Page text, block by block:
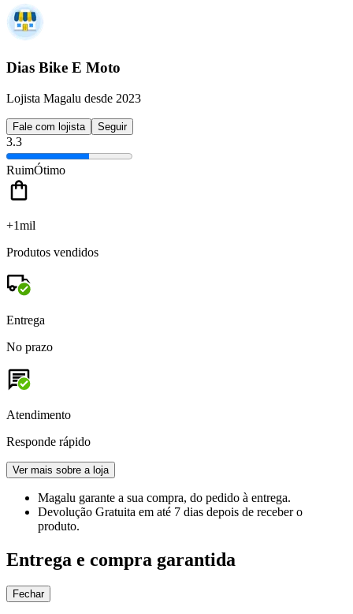
Dias Bike E Moto
Lojista Magalu desde 2023
Fale com lojista Seguir
3.3
RuimÓtimo
+1mil
Produtos vendidos
Entrega
No prazo
Atendimento
Responde rápido
Ver mais sobre a loja
Magalu garante a sua compra, do pedido à entrega.
Devolução Gratuita em até 7 dias depois de receber o
produto.
Entrega e compra garantida
Fechar